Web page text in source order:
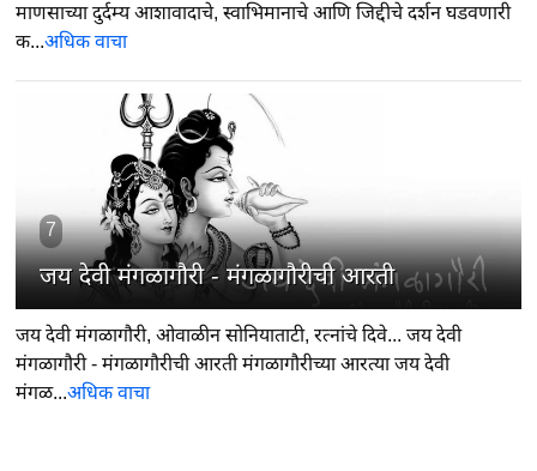
माणसाच्या दुर्दम्य आशावादाचे, स्वाभिमानाचे आणि जिद्दीचे दर्शन घडवणारी
क...अधिक वाचा
7
जय देवी मंगळागौरी - मंगळागौरीची आरती
जय देवी मंगळागौरी, ओवाळीन सोनियाताटी, रत्नांचे दिवे... जय देवी
मंगळागौरी - मंगळागौरीची आरती मंगळागौरीच्या आरत्या जय देवी
मंगळ...अधिक वाचा